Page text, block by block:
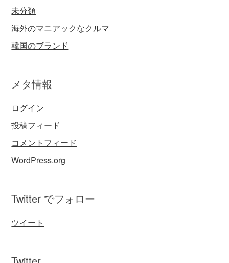
未分類
海外のマニアックなクルマ
韓国のブランド
メタ情報
ログイン
投稿フィード
コメントフィード
WordPress.org
Twitter でフォロー
ツイート